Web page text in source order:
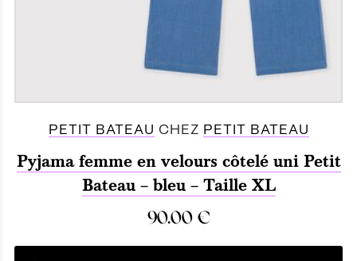
PETIT BATEAU CHEZ PETIT BATEAU
Pyjama femme en velours côtelé uni Petit
Bateau – bleu – Taille XL
90.00 €